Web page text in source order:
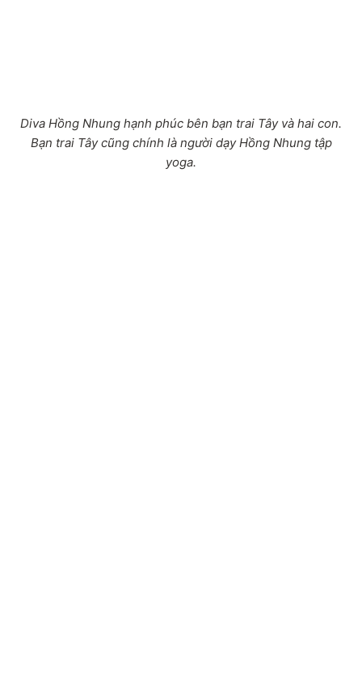
Diva Hồng Nhung hạnh phúc bên bạn trai Tây và hai con.
Bạn trai Tây cũng chính là người dạy Hồng Nhung tập
yoga.